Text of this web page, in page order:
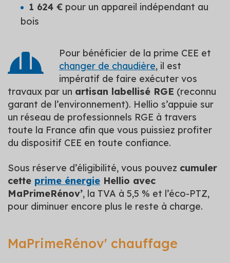
1 624 € pour un appareil indépendant au
bois
Pour bénéficier de la prime CEE et
changer de chaudière, il est
impératif de faire exécuter vos
travaux par un artisan labellisé RGE (reconnu
garant de l’environnement). Hellio s’appuie sur
un réseau de professionnels RGE à travers
toute la France afin que vous puissiez profiter
du dispositif CEE en toute confiance.
Sous réserve d’éligibilité, vous pouvez cumuler
cette prime énergie Hellio avec
MaPrimeRénov’, la TVA à 5,5 % et l’éco-PTZ,
pour diminuer encore plus le reste à charge.
MaPrimeRénov' chauffage